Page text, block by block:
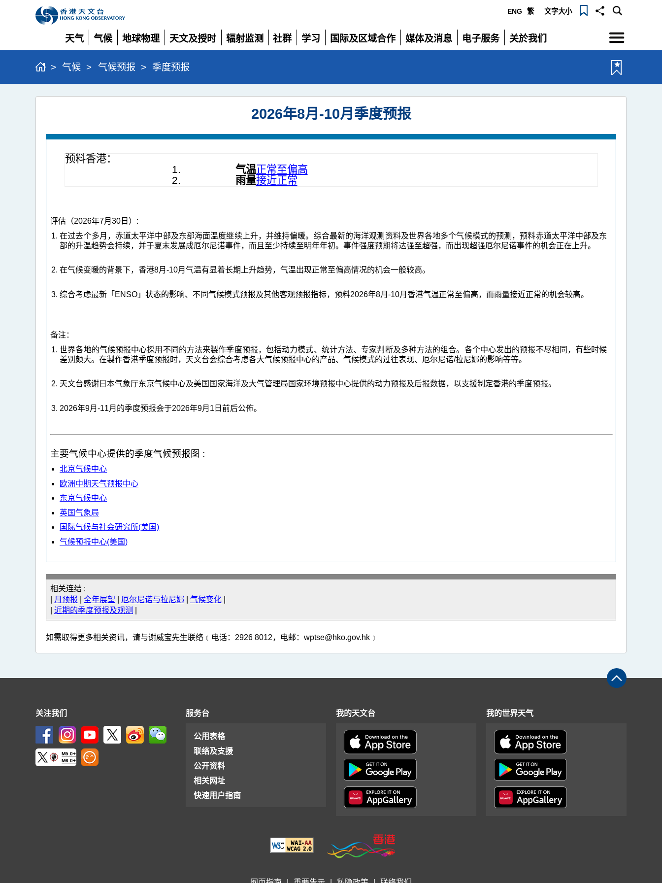
ENG 繁 文字大小
天气
展
开
气候
展
开
地球物理
展
开
天文及授时
展
开
辐射监测
展
社群
展
学习
展
国际及区域合作
展
媒体及消息
展
电子服务
展
关於我们
展
选
单
> 气候 > 气候预报 > 季度预报
2026年8月-10月季度预报
预料香港：
1.
气温正常至偏高
2.
雨量接近正常
评估（2026年7月30日）:
在过去个多月，赤道太平洋中部及东部海面温度继续上升，并维持偏暖。综合最新的海洋观测资料及世界各地多个气候模式的预测，预料赤道太平洋中部及东
部的升温趋势会持续，并于夏末发展成厄尔尼诺事件，而且至少持续至明年年初。事件强度预期将达强至超强，而出现超强厄尔尼诺事件的机会正在上升。
在气候变暖的背景下，香港8月-10月气温有显着长期上升趋势，气温出现正常至偏高情况的机会一般较高。
综合考虑最新「ENSO」状态的影响、不同气候模式预报及其他客观预报指标，预料2026年8月-10月香港气温正常至偏高，而雨量接近正常的机会较高。
备注：
世界各地的气候预报中心採用不同的方法来製作季度预报，包括动力模式、统计方法、专家判断及多种方法的组合。各个中心发出的预报不尽相同，有些时候
差别颇大。在製作香港季度预报时，天文台会综合考虑各大气候预报中心的产品、气候模式的过往表现、厄尔尼诺/拉尼娜的影响等等。
天文台感谢日本气象厅东京气候中心及美国国家海洋及大气管理局国家环境预报中心提供的动力预报及后报数据，以支援制定香港的季度预报。
2026年9月-11月的季度预报会于2026年9月1日前后公佈。
主要气候中心提供的季度气候预报图 :
北京气候中心
欧洲中期天气预报中心
东京气候中心
英国气象局
国际气候与社会研究所(美国)
气候预报中心(美国)
相关连结 :
月预报 全年展望 厄尔尼诺与拉尼娜 气候变化
近期的季度预报及观测
如需取得更多相关资讯，请与谢威宝先生联络﹝电话：2926 8012，电邮：wptse@hko.gov.hk﹞
关注我们
M5.0+
M6.0+
服务台
公用表格
联络及支援
公开资料
相关网址
快速用户指南
我的天文台 我的世界天气